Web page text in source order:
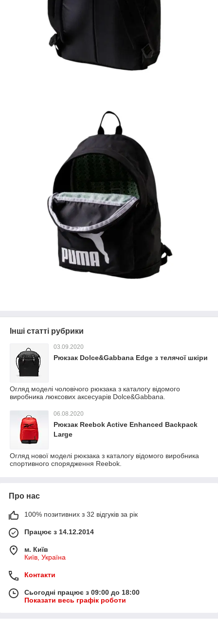
Інші статті рубрики
03.09.2020
Рюкзак Dolce&Gabbana Edge з телячої шкіри
Огляд моделі чоловічого рюкзака з каталогу відомого
виробника люксових аксесуарів Dolce&Gabbana.
06.08.2020
Рюкзак Reebok Active Enhanced Backpack
Large
Огляд нової моделі рюкзака з каталогу відомого виробника
спортивного спорядження Reebok.
Про нас
100% позитивних з 32 відгуків за рік
Працює з 14.12.2014
м. Київ
Київ, Україна
Контакти
Сьогодні працює з 09:00 до 18:00
Показати весь графік роботи